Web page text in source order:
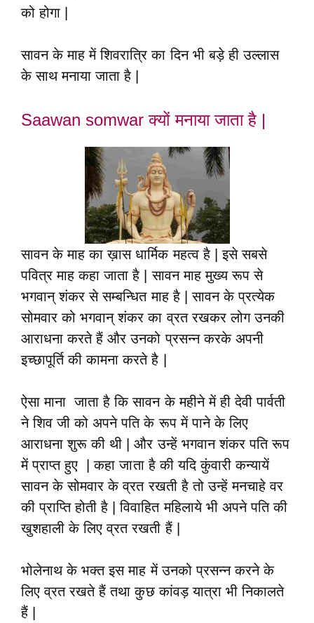
को होगा |
सावन के माह में शिवरात्रि का दिन भी बड़े ही उल्लास
के साथ मनाया जाता है |
Saawan somwar क्यों मनाया जाता है |
सावन के माह का ख़ास धार्मिक महत्व है | इसे सबसे
पवित्र माह कहा जाता है | सावन माह मुख्य रूप से
भगवान् शंकर से सम्बन्धित माह है | सावन के प्रत्येक
सोमवार को भगवान् शंकर का व्रत रखकर लोग उनकी
आराधना करते हैं और उनको प्रसन्न करके अपनी
इच्छापूर्ति की कामना करते है |
ऐसा माना जाता है कि सावन के महीने में ही देवी पार्वती
ने शिव जी को अपने पति के रूप में पाने के लिए
आराधना शुरू की थी | और उन्हें भगवान शंकर पति रूप
में प्राप्त हुए | कहा जाता है की यदि कुंवारी कन्यायें
सावन के सोमवार के व्रत रखती है तो उन्हें मनचाहे वर
की प्राप्ति होती है | विवाहित महिलाये भी अपने पति की
खुशहाली के लिए व्रत रखती हैं |
भोलेनाथ के भक्त इस माह में उनको प्रसन्न करने के
लिए व्रत रखते हैं तथा कुछ कांवड़ यात्रा भी निकालते
हैं |